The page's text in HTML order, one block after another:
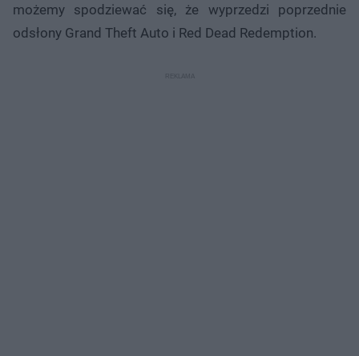
możemy spodziewać się, że wyprzedzi poprzednie
odsłony Grand Theft Auto i Red Dead Redemption.